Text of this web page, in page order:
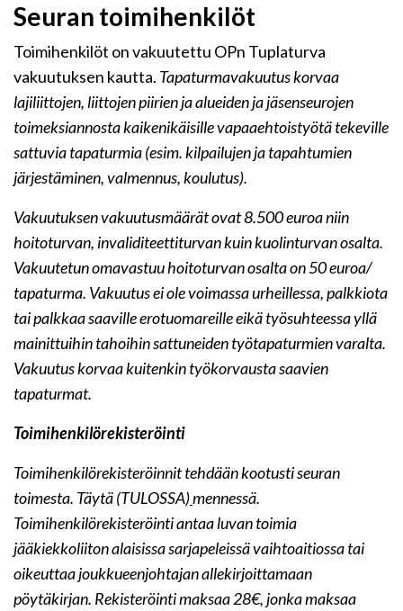
Seuran toimihenkilöt
Toimihenkilöt on vakuutettu OPn Tuplaturva
vakuutuksen kautta. Tapaturmavakuutus korvaa
lajiliittojen, liittojen piirien ja alueiden ja jäsenseurojen
toimeksiannosta kaikenikäisille vapaaehtoistyötä tekeville
sattuvia tapaturmia (esim. kilpailujen ja tapahtumien
järjestäminen, valmennus, koulutus).
Vakuutuksen vakuutusmäärät ovat 8.500 euroa niin
hoitoturvan, invaliditeettiturvan kuin kuolinturvan osalta.
Vakuutetun omavastuu hoitoturvan osalta on 50 euroa/
tapaturma. Vakuutus ei ole voimassa urheillessa, palkkiota
tai palkkaa saaville erotuomareille eikä työsuhteessa yllä
mainittuihin tahoihin sattuneiden työtapaturmien varalta.
Vakuutus korvaa kuitenkin työkorvausta saavien
tapaturmat.
Toimihenkilörekisteröinti
Toimihenkilörekisteröinnit tehdään kootusti seuran
toimesta. Täytä (TULOSSA)mennessä.
Toimihenkilörekisteröinti antaa luvan toimia
jääkiekkoliiton alaisissa sarjapeleissä vaihtoaitiossa tai
oikeuttaa joukkueenjohtajan allekirjoittamaan
pöytäkirjan. Rekisteröinti maksaa 28€, jonka maksaa